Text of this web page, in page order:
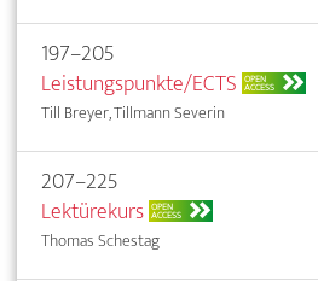
197–205
Leistungspunkte/ECTS OPEN
ACCESS
Till Breyer, Tillmann Severin
207–225
Lektürekurs OPEN
ACCESS
Thomas Schestag